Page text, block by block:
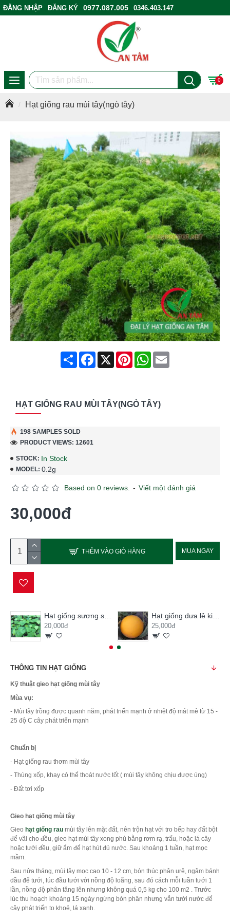
ĐĂNG NHẬP ĐĂNG KÝ 0977.087.005
0346.403.147
0
Hạt giống rau mùi tây(ngò tây)
ShareFacebook
X PinterestWhatsApp
Email
HẠT GIỐNG RAU MÙI TÂY(NGÒ TÂY)
STOCK: In Stock
MODEL: 0.2g
198 SAMPLES SOLD
PRODUCT VIEWS: 12601
Based on 0 reviews. - Viết một đánh giá
30,000đ
THÊM VÀO GIỎ HÀNG MUA NGAY
Hạt giống sương sâm lông
20,000đ
Hạt giống dưa lê kim hoàng hậu
25,000đ
THÔNG TIN HẠT GIỐNG
Kỹ thuật gieo hạt giống mùi tây
Mùa vụ:
- Mùi tây trồng được quanh năm, phát triển mạnh ở nhiệt độ mát mẻ từ 15 -
25 độ C cây phát triển mạnh
Chuẩn bị
- Hạt giống rau thơm mùi tây
- Thùng xốp, khay có thể thoát nước tốt ( mùi tây không chịu được úng)
- Đất tơi xốp
Gieo hạt giống mùi tây
Gieo hạt giống rau mùi tây lên mặt đất, nên trộn hạt với tro bếp hay đất bột
để vãi cho đều, gieo hạt mùi tây xong phủ bằng rơm rạ, trấu, hoặc lá cây
hoặc tưới đều, giữ ẩm để hạt hút đủ nước. Sau khoảng 1 tuần, hạt mọc
mầm.
Sau nửa tháng, mùi tây mọc cao 10 - 12 cm, bón thúc phân urê, ngâm bánh
dầu để tưới, lúc đầu tưới với nồng độ loãng, sau đó cách mỗi tuần tưới 1
lần, nồng độ phân tăng lên nhưng không quá 0,5 kg cho 100 m2 . Trước
lúc thu hoạch khoảng 15 ngày ngừng bón phân nhưng vẫn tưới nước để
cây phát triển to khoẻ, lá xanh.